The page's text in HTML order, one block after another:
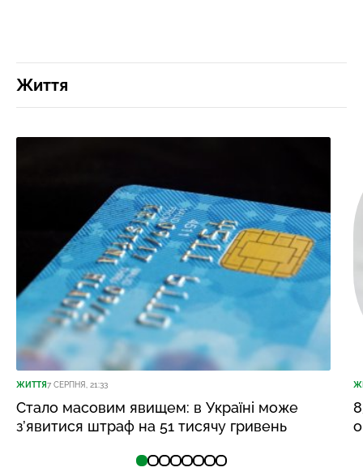
Життя
ЖИТТЯ7 СЕРПНЯ, 21:33
Стало масовим явищем: в Україні може
з’явитися штраф на 51 тисячу гривень